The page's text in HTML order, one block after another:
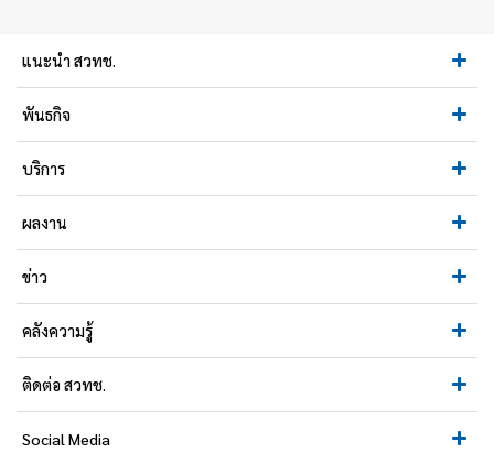
แนะนำ สวทช.
พันธกิจ
บริการ
ผลงาน
ข่าว
คลังความรู้
ติดต่อ สวทช.
Social Media